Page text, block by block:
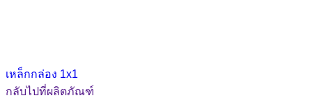
เหล็กกล่อง 1x1
กลับไปที่ผลิตภัณฑ์